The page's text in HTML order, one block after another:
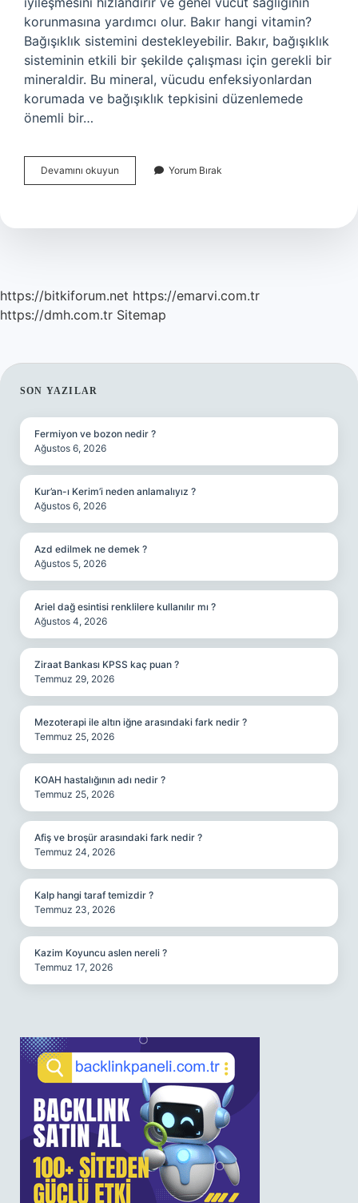
korunmasına yardımcı olur. Bakır hangi vitamin?
Bağışıklık sistemini destekleyebilir. Bakır, bağışıklık
sisteminin etkili bir şekilde çalışması için gerekli bir
mineraldir. Bu mineral, vücudu enfeksiyonlardan
korumada ve bağışıklık tepkisini düzenlemede
önemli bir…
Devamını okuyun
Eksikliği
Ilaç
Yorum Bırak
https://bitkiforum.net https://emarvi.com.tr
https://dmh.com.tr Sitemap
SIDEBAR
SON YAZILAR
Fermiyon ve bozon nedir ?
Ağustos 6, 2026
Kur’an-ı Kerim’i neden anlamalıyız ?
Ağustos 6, 2026
Azd edilmek ne demek ?
Ağustos 5, 2026
Ariel dağ esintisi renklilere kullanılır mı ?
Ağustos 4, 2026
Ziraat Bankası KPSS kaç puan ?
Temmuz 29, 2026
Mezoterapi ile altın iğne arasındaki fark nedir ?
Temmuz 25, 2026
KOAH hastalığının adı nedir ?
Temmuz 25, 2026
Afiş ve broşür arasındaki fark nedir ?
Temmuz 24, 2026
Kalp hangi taraf temizdir ?
Temmuz 23, 2026
Kazim Koyuncu aslen nereli ?
Temmuz 17, 2026